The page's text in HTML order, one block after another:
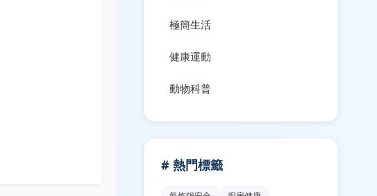
極簡生活
健康運動
動物科普
# 熱門標籤